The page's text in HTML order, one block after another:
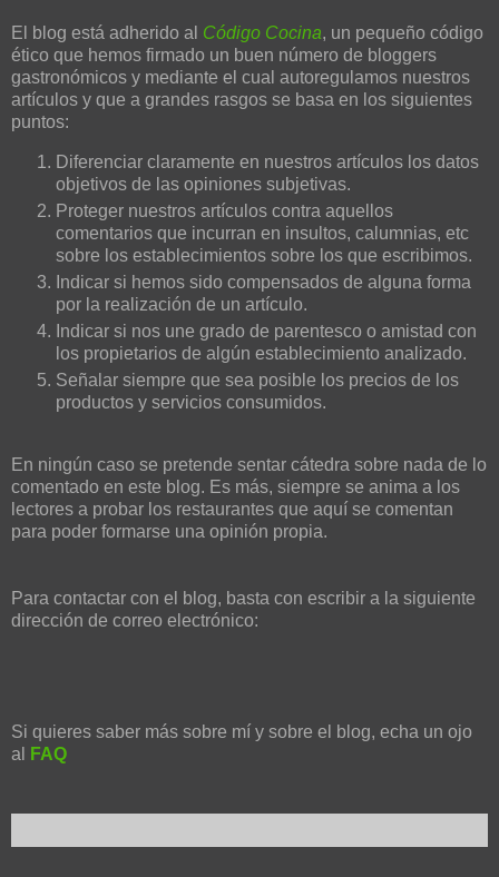
El blog está adherido al Código Cocina, un pequeño código
ético que hemos firmado un buen número de bloggers
gastronómicos y mediante el cual autoregulamos nuestros
artículos y que a grandes rasgos se basa en los siguientes
puntos:
Diferenciar claramente en nuestros artículos los datos
objetivos de las opiniones subjetivas.
Proteger nuestros artículos contra aquellos
comentarios que incurran en insultos, calumnias, etc
sobre los establecimientos sobre los que escribimos.
Indicar si hemos sido compensados de alguna forma
por la realización de un artículo.
Indicar si nos une grado de parentesco o amistad con
los propietarios de algún establecimiento analizado.
Señalar siempre que sea posible los precios de los
productos y servicios consumidos.
En ningún caso se pretende sentar cátedra sobre nada de lo
comentado en este blog. Es más, siempre se anima a los
lectores a probar los restaurantes que aquí se comentan
para poder formarse una opinión propia.
Para contactar con el blog, basta con escribir a la siguiente
dirección de correo electrónico:
Si quieres saber más sobre mí y sobre el blog, echa un ojo
al
FAQ